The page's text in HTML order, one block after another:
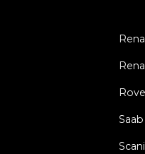
Saab